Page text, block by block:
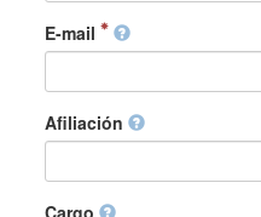
E-mail
Afiliación
Cargo